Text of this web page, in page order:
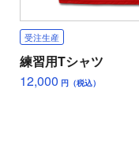
受注生産
練習用Tシャツ
12,000 円（税込）